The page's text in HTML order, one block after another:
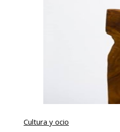
Cultura y ocio